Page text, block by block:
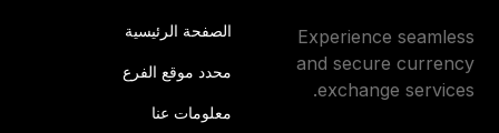
Experience seamless
and secure currency
exchange services.
الصفحة الرئيسية
محدد موقع الفرع
معلومات عنا